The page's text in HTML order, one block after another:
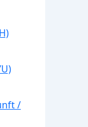
/